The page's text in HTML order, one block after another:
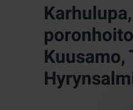
Kuusamo,